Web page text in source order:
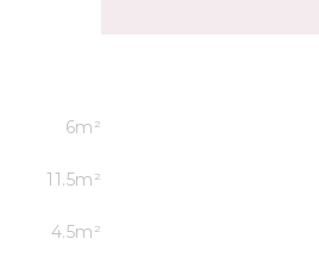
6m²
11.5m²
4.5m²